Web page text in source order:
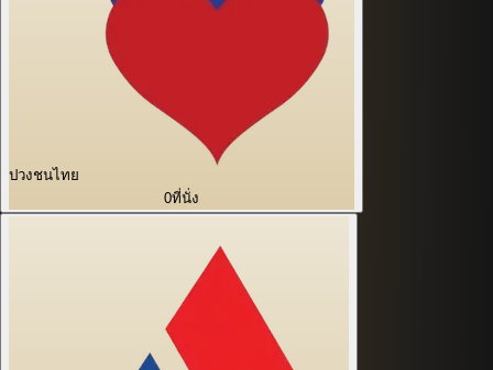
ปวงชนไทย
0ที่นั่ง